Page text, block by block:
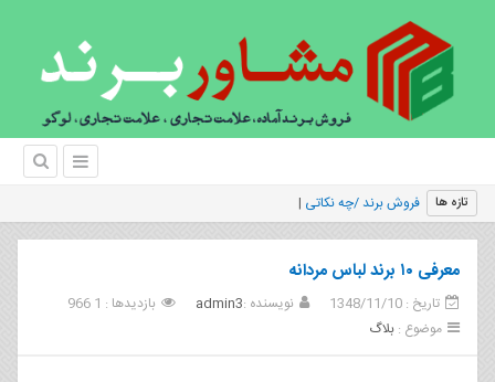
تازه ها فروش برند /چه نکاتی را می بایست در ب
معرفی ۱۰ برند لباس مردانه
تاریخ : 1348/11/10 نویسنده :admin3
بازدیدها : 1 966
موضوع : بلاگ